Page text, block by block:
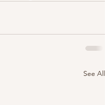
See All